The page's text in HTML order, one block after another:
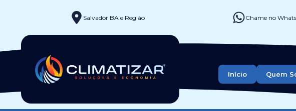
Salvador BA e Região Chame no
Início Quem